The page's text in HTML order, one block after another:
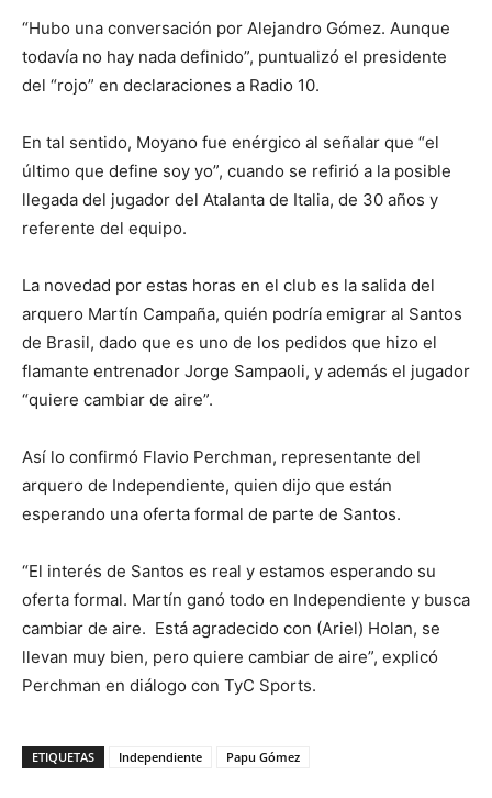
“Hubo una conversación por Alejandro Gómez. Aunque
todavía no hay nada definido”, puntualizó el presidente
del “rojo” en declaraciones a Radio 10.
En tal sentido, Moyano fue enérgico al señalar que “el
último que define soy yo”, cuando se refirió a la posible
llegada del jugador del Atalanta de Italia, de 30 años y
referente del equipo.
La novedad por estas horas en el club es la salida del
arquero Martín Campaña, quién podría emigrar al Santos
de Brasil, dado que es uno de los pedidos que hizo el
flamante entrenador Jorge Sampaoli, y además el jugador
“quiere cambiar de aire”.
Así lo confirmó Flavio Perchman, representante del
arquero de Independiente, quien dijo que están
esperando una oferta formal de parte de Santos.
“El interés de Santos es real y estamos esperando su
oferta formal. Martín ganó todo en Independiente y busca
cambiar de aire. Está agradecido con (Ariel) Holan, se
llevan muy bien, pero quiere cambiar de aire”, explicó
Perchman en diálogo con TyC Sports.
ETIQUETAS Independiente Papu Gómez